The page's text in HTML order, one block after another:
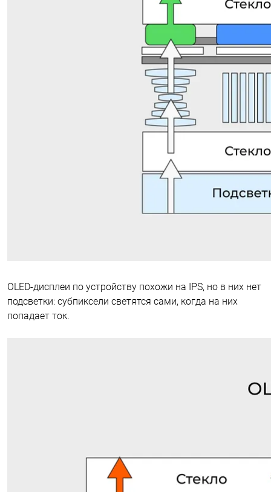
OLED-дисплеи по устройству похожи на IPS, но в них нет
подсветки: субпиксели светятся сами, когда на них
попадает ток.